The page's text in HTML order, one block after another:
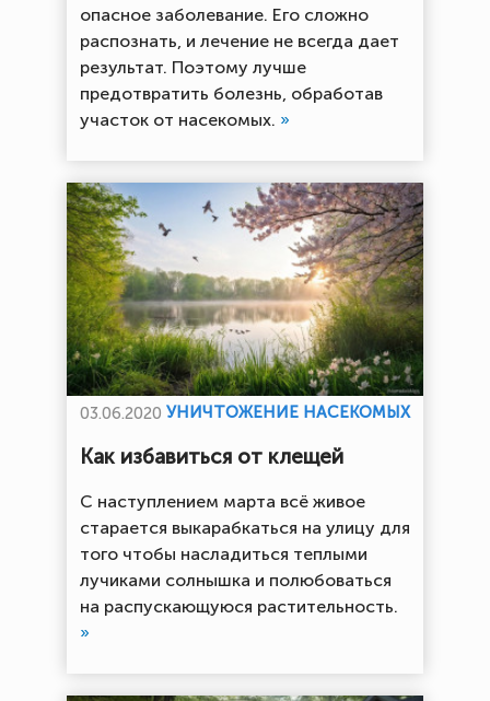
опасное заболевание. Его сложно
распознать, и лечение не всегда дает
результат. Поэтому лучше
предотвратить болезнь, обработав
участок от насекомых. »
03.06.2020 УНИЧТОЖЕНИЕ НАСЕКОМЫХ
Как избавиться от клещей
С наступлением марта всё живое
старается выкарабкаться на улицу для
того чтобы насладиться теплыми
лучиками солнышка и полюбоваться
на распускающуюся растительность.
»